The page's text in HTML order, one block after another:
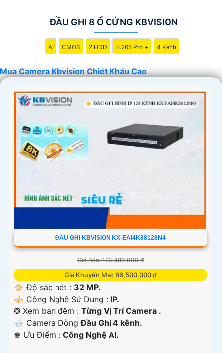
ĐẦU GHI 8 Ổ CỨNG KBVISION
AI CMOS 2 HDD H.265 Pro + 4 Kênh
Mua Camera Kbvision Chiết Khấu Cao
ĐẦU GHI KBVISION KX-EAI4K88128N4
Giá Bán: 123,480,000 ₫
Giá Khuyến Mại: 86,500,000 ₫
🔅 Độ sắc nét : 32 MP.
⚜️ Công Nghệ Sử Dụng : IP.
❂ Xem ban đêm : Từng Vị Trí Camera .
🌧️ Camera DòngĐầu Ghi 4 kênh.
️♚ Ưu Điểm : Công Nghệ AI.